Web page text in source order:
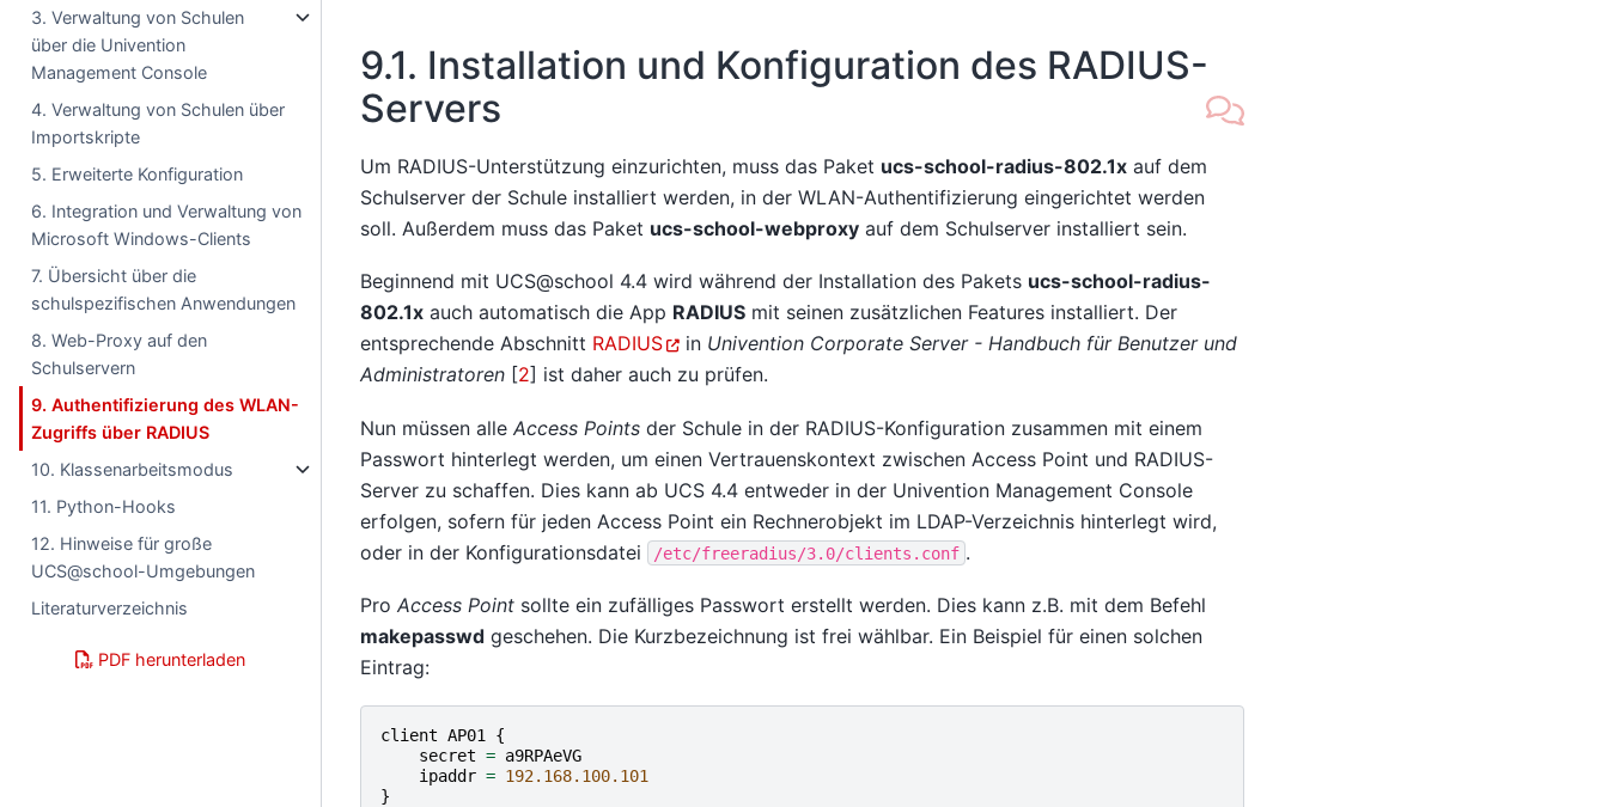
3. Verwaltung von Schulen
über die Univention
Management Console
4. Verwaltung von Schulen über
Importskripte
5. Erweiterte Konfiguration
6. Integration und Verwaltung von
Microsoft Windows-Clients
7. Übersicht über die
schulspezifischen Anwendungen
8. Web-Proxy auf den
Schulservern
9. Authentifizierung des WLAN-
Zugriffs über RADIUS
10. Klassenarbeitsmodus
11. Python-Hooks
12. Hinweise für große
UCS@school-Umgebungen
Literaturverzeichnis
PDF herunterladen
9.1. Installation und Konfiguration des RADIUS-
Servers
Um RADIUS-Unterstützung einzurichten, muss das Paket ucs-school-radius-802.1xauf dem
Schulserver der Schule installiert werden, in der WLAN-Authentifizierung eingerichtet werden
soll. Außerdem muss das Paket ucs-school-webproxyauf dem Schulserver installiert sein.
Beginnend mit UCS@school 4.4 wird während der Installation des Pakets ucs-school-radius-
802.1xauch automatisch die App RADIUSmit seinen zusätzlichen Features installiert. Der
entsprechende Abschnitt RADIUS in Univention Corporate Server - Handbuch für Benutzer und
Administratoren[2] ist daher auch zu prüfen.
Nun müssen alle Access Pointsder Schule in der RADIUS-Konfiguration zusammen mit einem
Passwort hinterlegt werden, um einen Vertrauenskontext zwischen Access Point und RADIUS-
Server zu schaffen. Dies kann ab UCS 4.4 entweder in der Univention Management Console
erfolgen, sofern für jeden Access Point ein Rechnerobjekt im LDAP-Verzeichnis hinterlegt wird,
oder in der Konfigurationsdatei
/etc/freeradius/3.0/clients.conf .
Pro Access Pointsollte ein zufälliges Passwort erstellt werden. Dies kann z.B. mit dem Befehl
makepasswdgeschehen. Die Kurzbezeichnung ist frei wählbar. Ein Beispiel für einen solchen
Eintrag:
client AP01
{
secret = a9RPAeVG
ipaddr = 192.168.100.101
}